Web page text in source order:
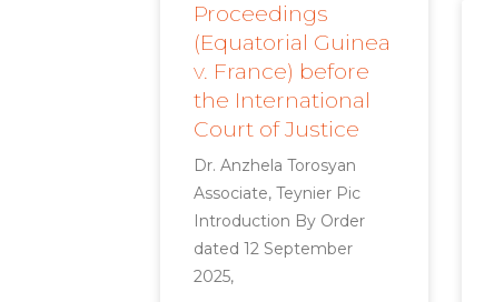
Proceedings
(Equatorial Guinea
v. France) before
the International
Court of Justice
Dr. Anzhela Torosyan
Associate, Teynier Pic
Introduction By Order
dated 12 September
2025,